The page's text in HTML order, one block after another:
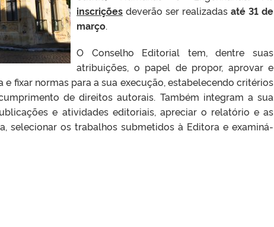
inscrições deverão ser realizadas até 31 de
março.
O Conselho Editorial tem, dentre suas
atribuições, o papel de propor, aprovar e
fixar normas para a sua execução, estabelecendo critérios
de direitos autorais. Também integram a sua
e atividades editoriais, apreciar o relatório e as
selecionar os trabalhos submetidos à Editora e examiná-